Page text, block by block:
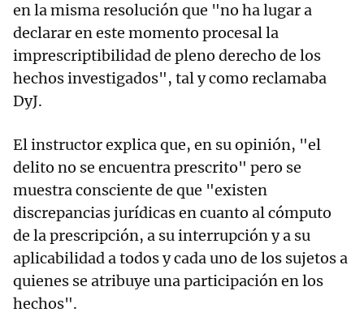
en la misma resolución que "no ha lugar a
declarar en este momento procesal la
imprescriptibilidad de pleno derecho de los
hechos investigados", tal y como reclamaba
DyJ.
El instructor explica que, en su opinión, "el
delito no se encuentra prescrito" pero se
muestra consciente de que "existen
discrepancias jurídicas en cuanto al cómputo
de la prescripción, a su interrupción y a su
aplicabilidad a todos y cada uno de los sujetos a
quienes se atribuye una participación en los
hechos".